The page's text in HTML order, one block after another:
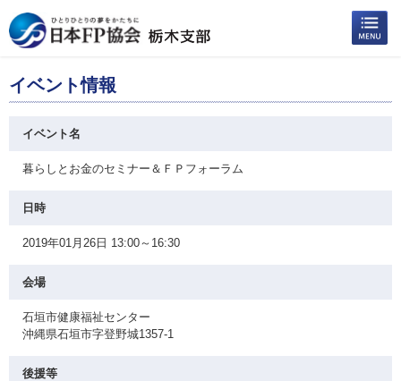
イベント情報
イベント名
暮らしとお金のセミナー＆ＦＰフォーラム
日時
2019年01月26日 13:00～16:30
会場
石垣市健康福祉センター
沖縄県石垣市字登野城1357-1
後援等